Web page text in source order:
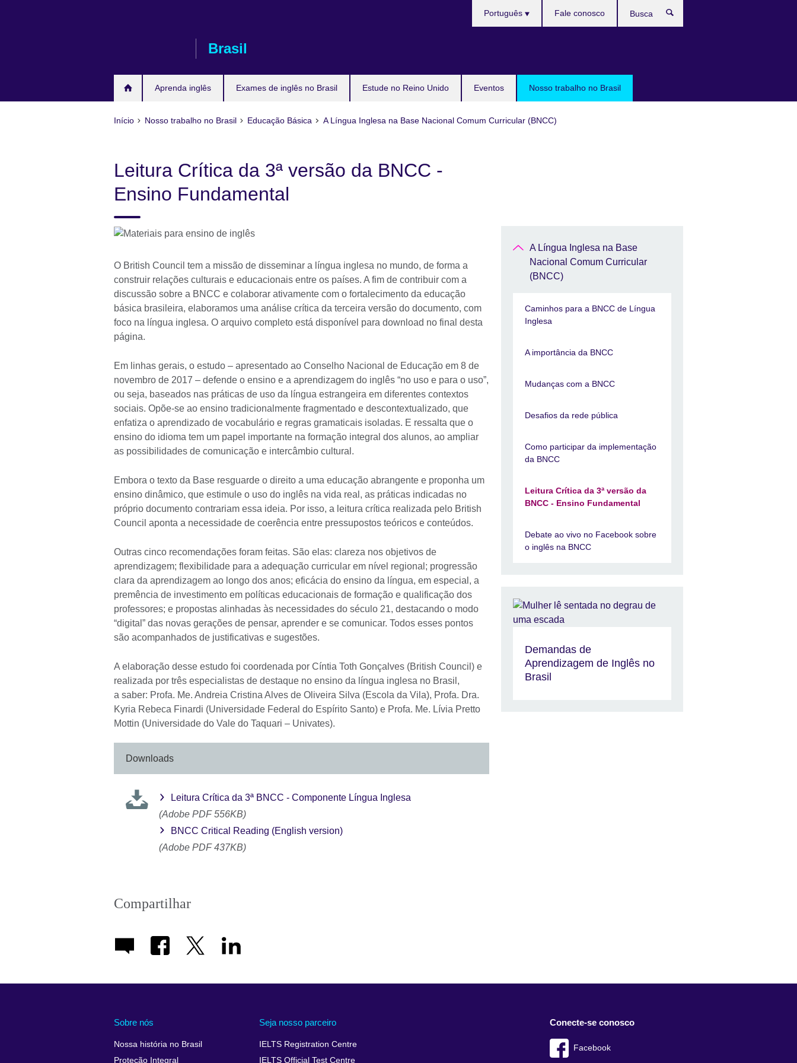
Brasil
Aprenda inglês Exames de inglês no Brasil Estude no Reino Unido Eventos Nosso trabalho no Brasil
Português Fale conosco
Início Nosso trabalho no Brasil Educação Básica A Língua Inglesa na Base Nacional Comum Curricular (BNCC)
Leitura Crítica da 3ª versão da BNCC -
Ensino Fundamental
O British Council tem a missão de disseminar a língua inglesa no mundo, de forma a
construir relações culturais e educacionais entre os países. A fim de contribuir com a
discussão sobre a BNCC e colaborar ativamente com o fortalecimento da educação
básica brasileira, elaboramos uma análise crítica da terceira versão do documento, com
foco na língua inglesa. O arquivo completo está disponível para download no final desta
página.
Em linhas gerais, o estudo – apresentado ao Conselho Nacional de Educação em 8 de
novembro de 2017 – defende o ensino e a aprendizagem do inglês “no uso e para o uso”,
ou seja, baseados nas práticas de uso da língua estrangeira em diferentes contextos
sociais. Opõe-se ao ensino tradicionalmente fragmentado e descontextualizado, que
enfatiza o aprendizado de vocabulário e regras gramaticais isoladas. E ressalta que o
ensino do idioma tem um papel importante na formação integral dos alunos, ao ampliar
as possibilidades de comunicação e intercâmbio cultural.
Embora o texto da Base resguarde o direito a uma educação abrangente e proponha um
ensino dinâmico, que estimule o uso do inglês na vida real, as práticas indicadas no
próprio documento contrariam essa ideia. Por isso, a leitura crítica realizada pelo British
Council aponta a necessidade de coerência entre pressupostos teóricos e conteúdos.
Outras cinco recomendações foram feitas. São elas: clareza nos objetivos de
aprendizagem; flexibilidade para a adequação curricular em nível regional; progressão
clara da aprendizagem ao longo dos anos; eficácia do ensino da língua, em especial, a
premência de investimento em políticas educacionais de formação e qualificação dos
professores; e propostas alinhadas às necessidades do século 21, destacando o modo
“digital” das novas gerações de pensar, aprender e se comunicar. Todos esses pontos
são acompanhados de justificativas e sugestões.
A elaboração desse estudo foi coordenada por Cíntia Toth Gonçalves (British Council) e
realizada por três especialistas de destaque no ensino da língua inglesa no Brasil,
a saber: Profa. Me. Andreia Cristina Alves de Oliveira Silva (Escola da Vila), Profa. Dra.
Kyria Rebeca Finardi (Universidade Federal do Espírito Santo) e Profa. Me. Lívia Pretto
Mottin (Universidade do Vale do Taquari – Univates).
Downloads
Leitura Crítica da 3ª BNCC - Componente Língua Inglesa
(Adobe PDF 556KB)
BNCC Critical Reading (English version)
(Adobe PDF 437KB)
Compartilhar
A Língua Inglesa na Base
Nacional Comum Curricular
(BNCC)
Caminhos para a BNCC de Língua
Inglesa
A importância da BNCC
Mudanças com a BNCC
Desafios da rede pública
Como participar da implementação
da BNCC
Leitura Crítica da 3ª versão da
BNCC - Ensino Fundamental
Debate ao vivo no Facebook sobre
o inglês na BNCC
Demandas de
Aprendizagem de Inglês no
Brasil
Sobre nós
Nossa história no Brasil
Proteção Integral
Seja nosso parceiro
IELTS Registration Centre
IELTS Official Test Centre
Conecte-se conosco
Facebook